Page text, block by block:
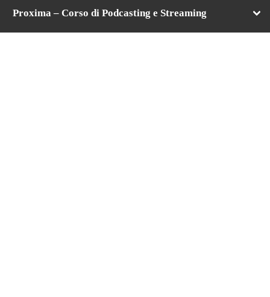
Proxima – Corso di Podcasting e Streaming